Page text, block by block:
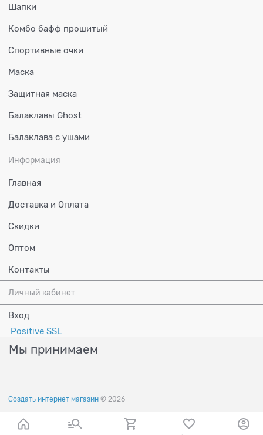
Шапки
Комбо бафф прошитый
Спортивные очки
Маска
Защитная маска
Балаклавы Ghost
Балаклава с ушами
Информация
Главная
Доставка и Оплата
Скидки
Оптом
Контакты
Личный кабинет
Вход
Positive SSL
Мы принимаем
Создать интернет магазин © 2026